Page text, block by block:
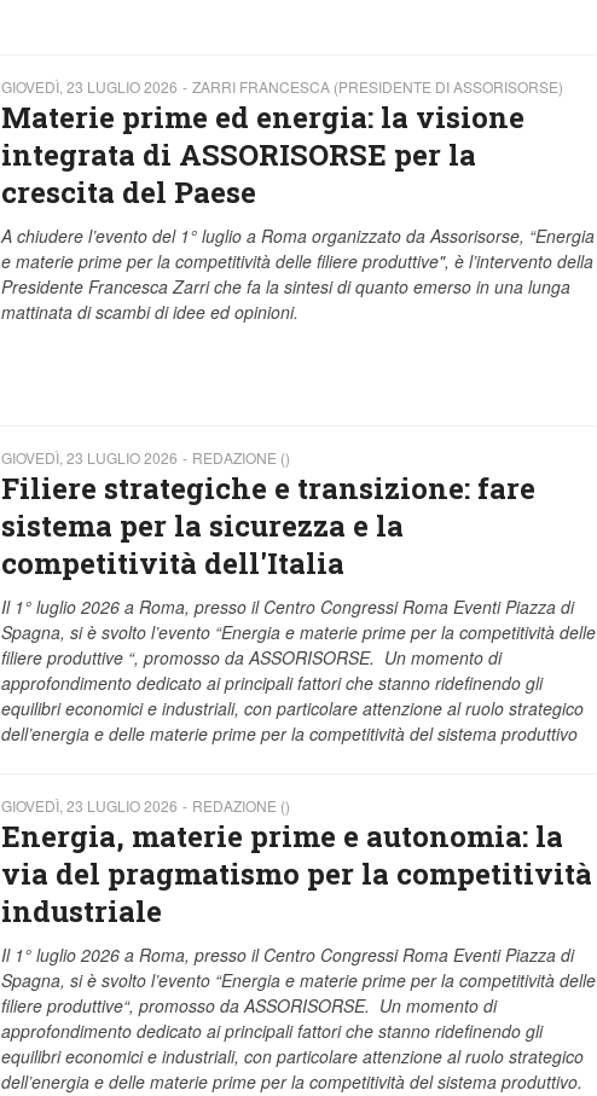
GIOVEDÌ, 23 LUGLIO 2026 ZARRI FRANCESCA (PRESIDENTE DI ASSORISORSE)
Materie prime ed energia: la visione
integrata di ASSORISORSE per la
crescita del Paese
A chiudere l’evento del 1° luglio a Roma organizzato da Assorisorse, “Energia
e materie prime per la competitività delle filiere produttive", è l’intervento della
Presidente Francesca Zarri che fa la sintesi di quanto emerso in una lunga
mattinata di scambi di idee ed opinioni.
GIOVEDÌ, 23 LUGLIO 2026 REDAZIONE ()
Filiere strategiche e transizione: fare
sistema per la sicurezza e la
competitività dell'Italia
Il 1° luglio 2026 a Roma, presso il Centro Congressi Roma Eventi Piazza di
Spagna, si è svolto l’evento “Energia e materie prime per la competitività delle
filiere produttive “, promosso da ASSORISORSE. Un momento di
approfondimento dedicato ai principali fattori che stanno ridefinendo gli
equilibri economici e industriali, con particolare attenzione al ruolo strategico
dell’energia e delle materie prime per la competitività del sistema produttivo
GIOVEDÌ, 23 LUGLIO 2026 REDAZIONE ()
Energia, materie prime e autonomia: la
via del pragmatismo per la competitività
industriale
Il 1° luglio 2026 a Roma, presso il Centro Congressi Roma Eventi Piazza di
Spagna, si è svolto l’evento “Energia e materie prime per la competitività delle
filiere produttive“, promosso da ASSORISORSE. Un momento di
approfondimento dedicato ai principali fattori che stanno ridefinendo gli
equilibri economici e industriali, con particolare attenzione al ruolo strategico
dell’energia e delle materie prime per la competitività del sistema produttivo.